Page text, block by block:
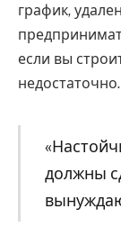
график,
если вы
недостаточно.
должны